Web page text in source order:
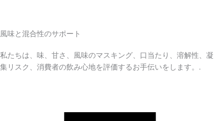
風味と混合性のサポート
私たちは、味、甘さ、風味のマスキング、口当たり、溶解性、凝
集リスク、消費者の飲み心地を評価するお手伝いをします。.